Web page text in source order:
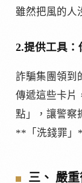
雖然把風的人
2.提供工具：
詐騙集團領到
傳遞這些卡片
點」，讓警察
**「洗錢罪」
三、 嚴